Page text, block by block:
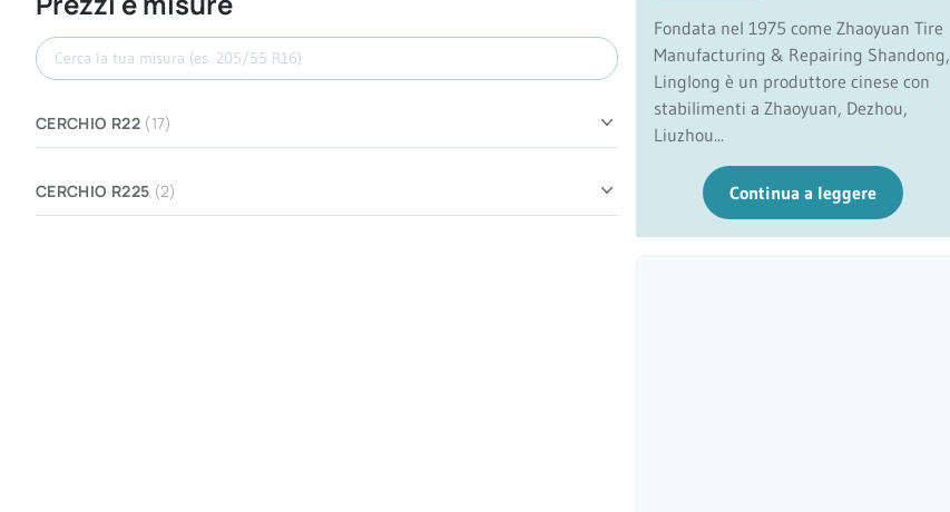
Fondata nel 1975 come Zhaoyuan Tire
Manufacturing & Repairing Shandong,
Linglong è un produttore cinese con
stabilimenti a Zhaoyuan, Dezhou,
Liuzhou...
Continua a leggere
Cerca misura
CERCHIO R22 (17)
CERCHIO R225 (2)